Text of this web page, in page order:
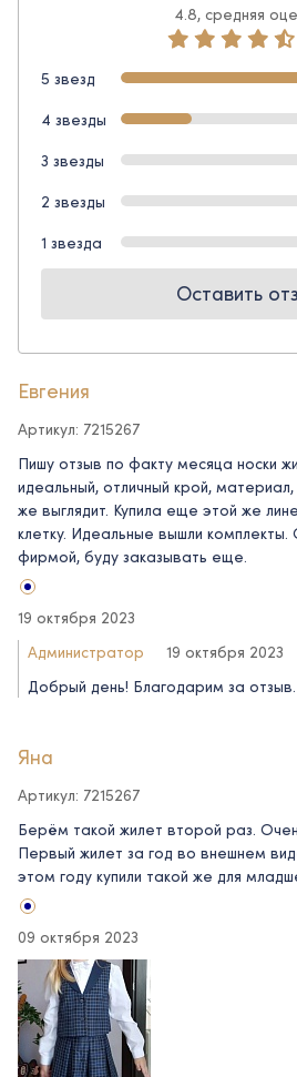
4.8, средняя
5 звезд
4 звезды
3 звезды
2 звезды
1 звезда
Оставить
Евгения
Артикул: 7215267
Пишу отзыв по факту месяца носки
идеальный, отличный крой,
же выглядит. Купила еще этой же
клетку. Идеальные вышли
фирмой, буду заказывать еще.
19 октября 2023
Администратор
19 октября 2023
Добрый день! Благодарим за отзыв.
Яна
Артикул: 7215267
Берём такой жилет второй раз.
Первый жилет за год во внешнем
этом году купили такой же для
09 октября 2023